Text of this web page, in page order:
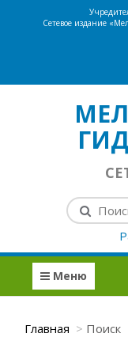
Сетевое издание
Меню
Главная Поиск